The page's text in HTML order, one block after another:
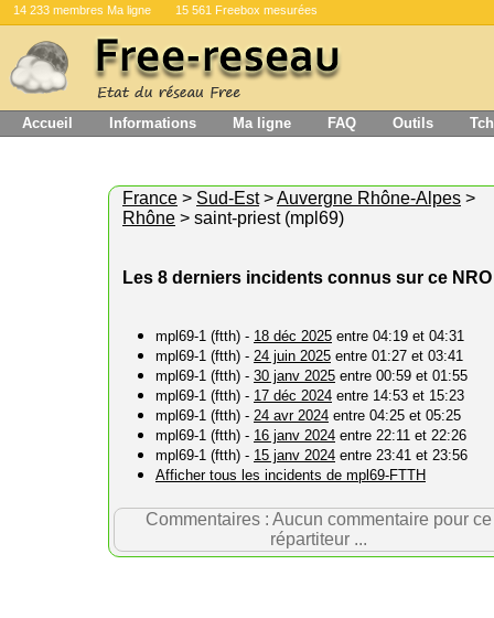
14 233 membres Ma ligne 15 561 Freebox mesurées
Accueil Informations Ma ligne FAQ Outils
France > Sud-Est>Auvergne Rhône-Alpes >
Rhône > saint-priest (mpl69)
Les 8 derniers incidents connus sur ce NRO
mpl69-1 (ftth) - 18 déc 2025 entre 04:19 et 04:31
mpl69-1 (ftth) - 24 juin 2025 entre 01:27 et 03:41
mpl69-1 (ftth) - 30 janv 2025 entre 00:59 et 01:55
mpl69-1 (ftth) - 17 déc 2024 entre 14:53 et 15:23
mpl69-1 (ftth) - 24 avr 2024 entre 04:25 et 05:25
mpl69-1 (ftth) - 16 janv 2024 entre 22:11 et 22:26
mpl69-1 (ftth) - 15 janv 2024 entre 23:41 et 23:56
Afficher tous les incidents de mpl69-FTTH
Commentaires : Aucun commentaire pour ce
répartiteur ...